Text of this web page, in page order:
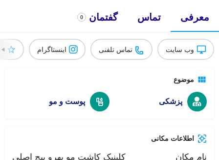
معرفی تماس گفتمان 0
وب سایت تماس تلفنی اینستاگرام
موضوع
پزشکی پوست و مو
اطلاعات مکانی
نام مکان کلینیک كاشت مو بهرو پیج اصلی